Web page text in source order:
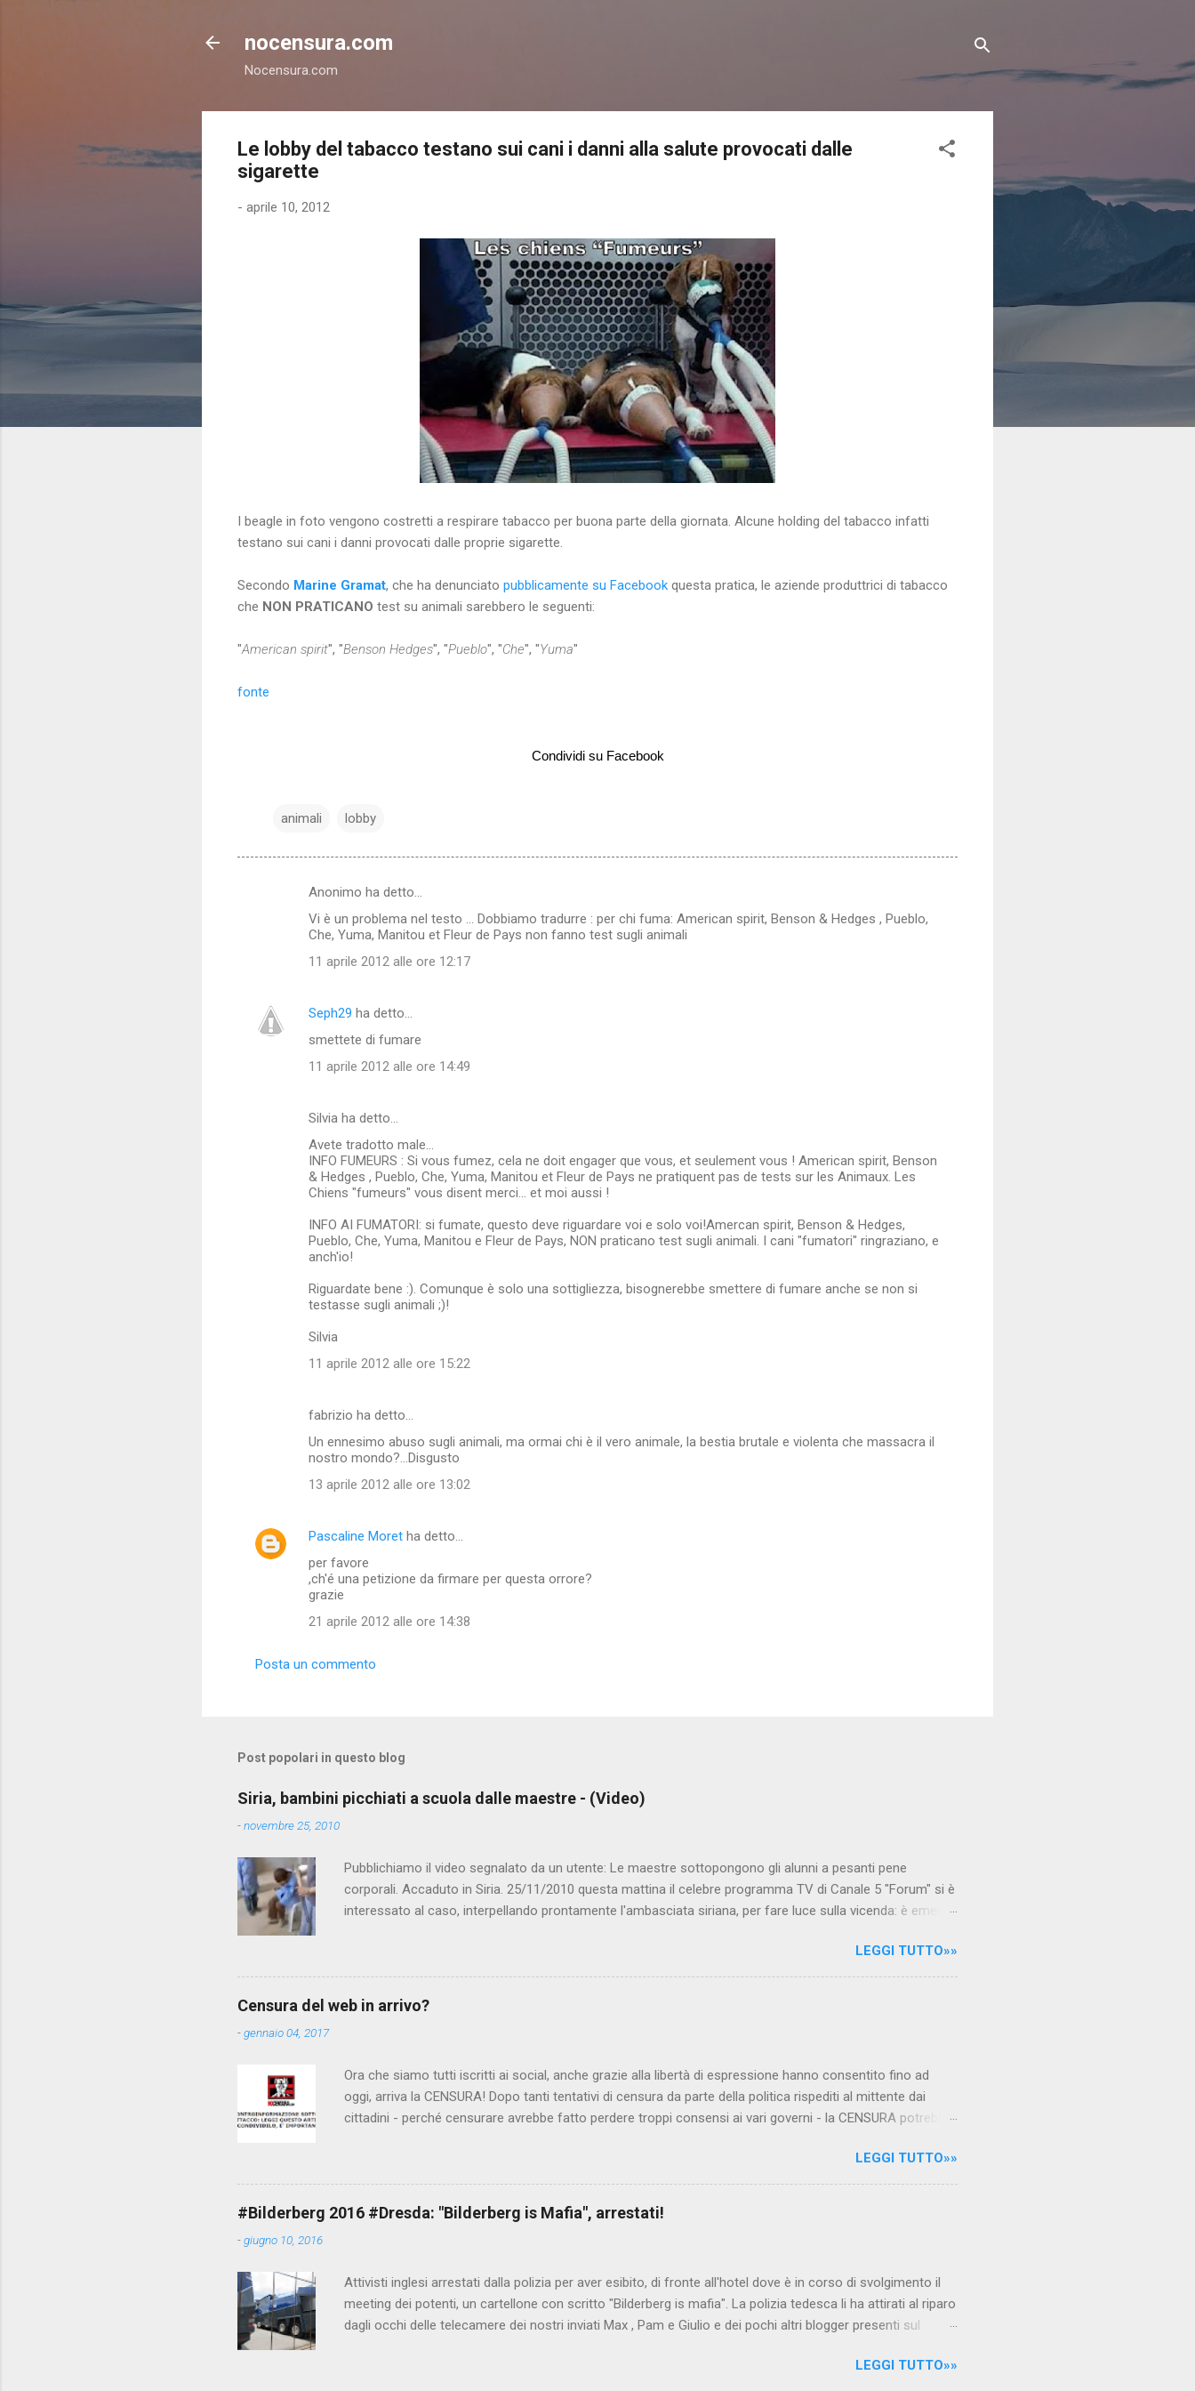
nocensura.com
Nocensura.com
Le lobby del tabacco testano sui cani i danni alla salute provocati dalle
sigarette
- aprile 10, 2012
I beagle in foto vengono costretti a respirare tabacco per buona parte della giornata. Alcune holding del tabacco infatti
testano sui cani i danni provocati dalle proprie sigarette.
Secondo Marine Gramat, che ha denunciato pubblicamente su Facebook questa pratica, le aziende produttrici di tabacco
che NON PRATICANO test su animali sarebbero le seguenti:
"American spirit", "Benson Hedges", "Pueblo", "Che", "Yuma"
fonte
Condividi su Facebook
animali lobby
n
Anonimo ha detto…
Vi è un problema nel testo ... Dobbiamo tradurre : per chi fuma: American spirit, Benson & Hedges , Pueblo,
Che, Yuma, Manitou et Fleur de Pays non fanno test sugli animali
11 aprile 2012 alle ore 12:17
Seph29 ha detto…
smettete di fumare
11 aprile 2012 alle ore 14:49
Silvia ha detto…
Avete tradotto male...
INFO FUMEURS : Si vous fumez, cela ne doit engager que vous, et seulement vous ! American spirit, Benson
& Hedges , Pueblo, Che, Yuma, Manitou et Fleur de Pays ne pratiquent pas de tests sur les Animaux. Les
Chiens "fumeurs" vous disent merci... et moi aussi !
INFO AI FUMATORI: si fumate, questo deve riguardare voi e solo voi!Amercan spirit, Benson & Hedges,
Pueblo, Che, Yuma, Manitou e Fleur de Pays, NON praticano test sugli animali. I cani "fumatori" ringraziano, e
anch'io!
Riguardate bene :). Comunque è solo una sottigliezza, bisognerebbe smettere di fumare anche se non si
testasse sugli animali ;)!
Silvia
11 aprile 2012 alle ore 15:22
fabrizio ha detto…
Un ennesimo abuso sugli animali, ma ormai chi è il vero animale, la bestia brutale e violenta che massacra il
nostro mondo?...Disgusto
13 aprile 2012 alle ore 13:02
Pascaline Moret ha detto…
per favore
,ch'é una petizione da firmare per questa orrore?
grazie
21 aprile 2012 alle ore 14:38
Posta un commento
Post popolari in questo blog
Siria, bambini picchiati a scuola dalle maestre - (Video)
-novembre 25, 2010
Pubblichiamo il video segnalato da un utente: Le maestre sottopongono gli alunni a pesanti pene
corporali. Accaduto in Siria. 25/11/2010 questa mattina il celebre programma TV di Canale 5 "Forum" si è
interessato al caso, interpellando prontamente l'ambasciata siriana, per fare luce sulla vicenda: è emerso
state punite e allontanate dalla scuola. LEGGI IL SERVIZIO . staff nocensura.com Condividi su Facebook
LEGGI TUTTO»»
Censura del web in arrivo?
-gennaio 04, 2017
Ora che siamo tutti iscritti ai social, anche grazie alla libertà di espressione hanno consentito fino ad
oggi, arriva la CENSURA! Dopo tanti tentativi di censura da parte della politica rispediti al mittente dai
cittadini - perché censurare avrebbe fatto perdere troppi consensi ai vari governi - la CENSURA potrebbe
AGCM (da non confondere con AGCOM) tra l'altro il momento è proprizio perché al governo non c'è più
Matteo Renzi ma il buon Renziloni , controfigura di Renzi messo li per mettere la faccia su quelle misure
che per l'ex sindaco di Firenze sarebbero state sconvenienti , dai miliardi da sborsare per le banche allo
sdoganamento della censura del web. Renzi è tornato a casa, a farsi riprendere mentre fa la spesa come
LEGGI TUTTO»»
#Bilderberg 2016 #Dresda: "Bilderberg is Mafia", arrestati!
-giugno 10, 2016
Attivisti inglesi arrestati dalla polizia per aver esibito, di fronte all'hotel dove è in corso di svolgimento il
meeting dei potenti, un cartellone con scritto "Bilderberg is mafia". La polizia tedesca li ha attirati al riparo
dagli occhi delle telecamere dei nostri inviati Max , Pam e Giulio e dei pochi altri blogger presenti sul
evitando che la scena fosse ripresa. E' quanto raccontano i nostri amici inviati durante l'ultimoLEGGI TUTTO»»